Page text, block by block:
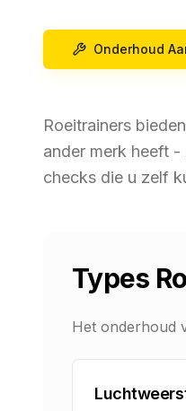
Onderhoud
Roeitrainers
ander merk heeft
checks die u zelf
Types
Het onderhoud